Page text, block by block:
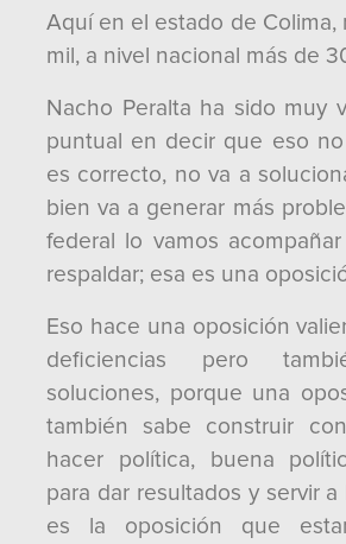
Aquí en el estado de Colima,
mil, a nivel nacional más de
Nacho Peralta ha sido muy
puntual en decir que eso
es correcto, no va a
bien va a generar más
federal lo vamos
respaldar; esa es una
Eso hace una oposición
deficiencias pero
soluciones, porque una
también sabe construir
hacer política, buena
para dar resultados y servir
es la oposición que